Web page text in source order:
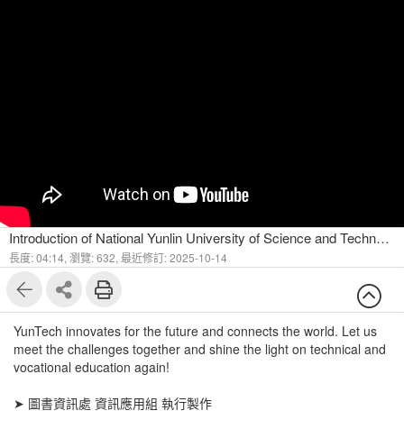
Introduction of National Yunlin University of Science and Technology for 2025 【 YunTech｜校簡介英文版 】
長度: 04:14, 瀏覽: 632, 最近修訂: 2025-10-14
YunTech innovates for the future and connects the world. Let us
meet the challenges together and shine the light on technical and
vocational education again!
➤ 圖書資訊處 資訊應用組 執行製作